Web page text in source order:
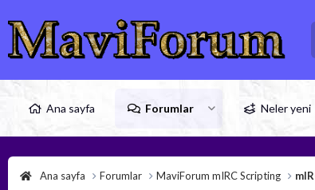
Ana sayfa Forumlar Neler yeni
Ana sayfa Forumlar MaviForum mIRC Scripting